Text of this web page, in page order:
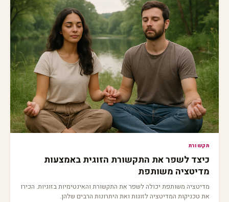
תקשורת
כיצד לשפר את התקשורת הזוגית באמצעות
מדיטציה משותפת
מדיטציה משותפת יכולה לשפר את התקשורת והאינטימיות בזוגיות. הכירו
את טכניקות המדיטציה לזוגות ואת היתרונות הרבים שלהן.